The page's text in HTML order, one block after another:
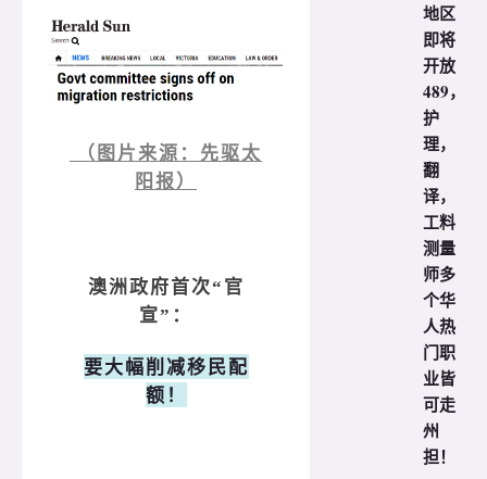
（图片来源：先驱太
阳报）
澳洲政府首次“官
宣”：
要大幅削减移民配
额！
地区
即将
开放
489，
护
理，
翻
译，
工料
测量
师多
个华
人热
门职
业皆
可走
州
担！